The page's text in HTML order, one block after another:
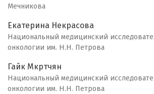
Мечникова
Екатерина Некрасова
Национальный медицинский
онкологии им. Н.Н. Петрова
Гайк Мкртчян
Национальный медицинский
онкологии им. Н.Н. Петрова